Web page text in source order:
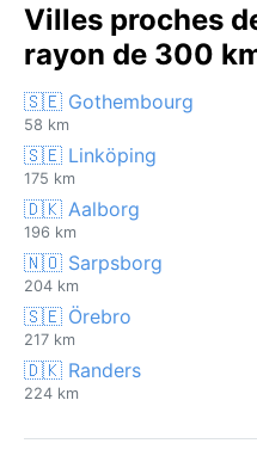
Villes proches
rayon de 300
🇸🇪 Gothembourg
58 km
🇸🇪 Linköping
175 km
🇩🇰 Aalborg
196 km
🇳🇴 Sarpsborg
204 km
🇸🇪 Örebro
217 km
🇩🇰 Randers
224 km